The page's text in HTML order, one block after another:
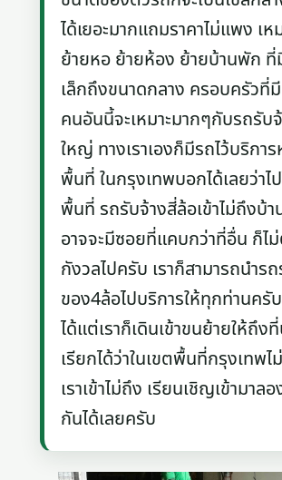
ได้เยอะมากแถมราคาไม่แพง เห
ย้ายหอ ย้ายห้อง ย้ายบ้านพัก ที่
เล็กถึงขนาดกลาง ครอบครัวที่
คนอันนี้จะเหมาะมากๆกับรถรับ
ใหญ่ ทางเราเองก็มีรถไว้บริกา
พื้นที่ ในกรุงเทพบอกได้เลยว่าไ
พื้นที่ รถรับจ้างสี่ล้อเข้าไม่ถึงบ้า
อาจจะมีซอยที่แคบกว่าที่อื่น ก็ไ
กังวลไปครับ เราก็สามารถนำร
ของ4ล้อไปบริการให้ทุกท่านครับ
ได้แต่เราก็เดินเข้าขนย้ายให้ถึง
เรียกได้ว่าในเขตพื้นที่กรุงเทพ
เราเข้าไม่ถึง เรียนเชิญเข้ามาล
กันได้เลยครับ